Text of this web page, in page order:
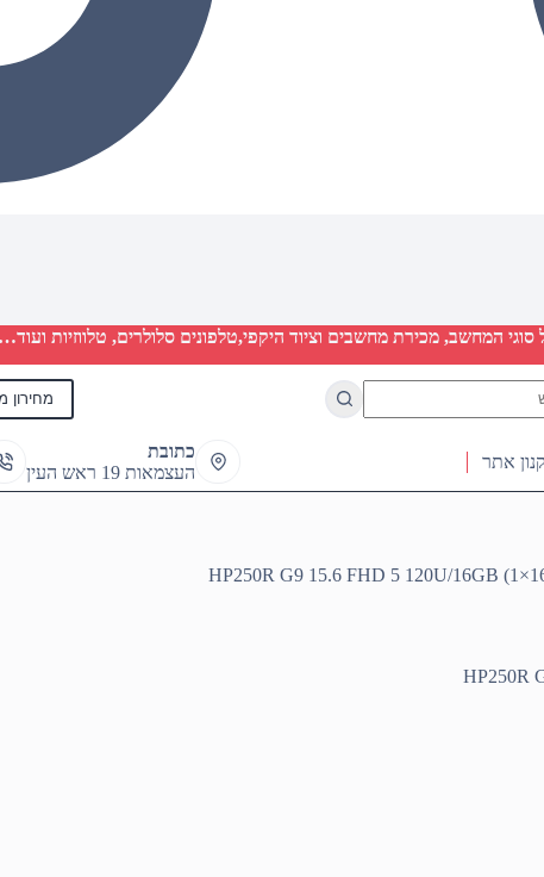
המחשב, מכירת מחשבים וציוד היקפי,טלפונים סלולרים, טלווזיות ועוד…
מחירון
אתר
כתובת
העצמאות 19 ראש העין
HP250R G9 15.6 FHD 5 120U/16GB